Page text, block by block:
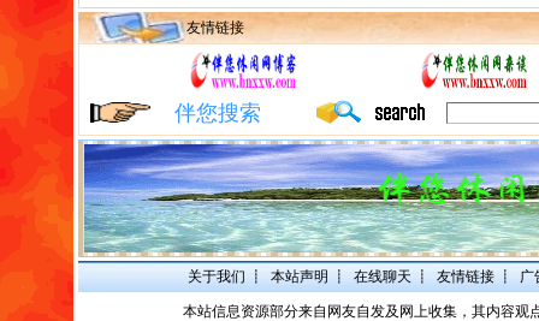
友情链接
伴您搜索
关于我们 ┋ 本站声明 ┋ 在线聊天 ┋ 友情链接 ┋ 广
本站信息资源部分来自网友自发及网上收集，其内容